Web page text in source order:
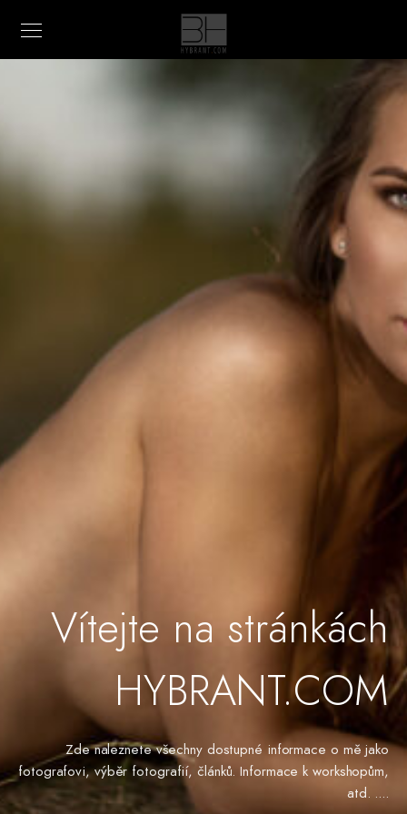
Vítejte na stránkách
HYBRANT.COM
Zde naleznete všechny dostupné informace o mě jako
fotografovi, výběr fotografií, článků. Informace k workshopům,
atd. ....